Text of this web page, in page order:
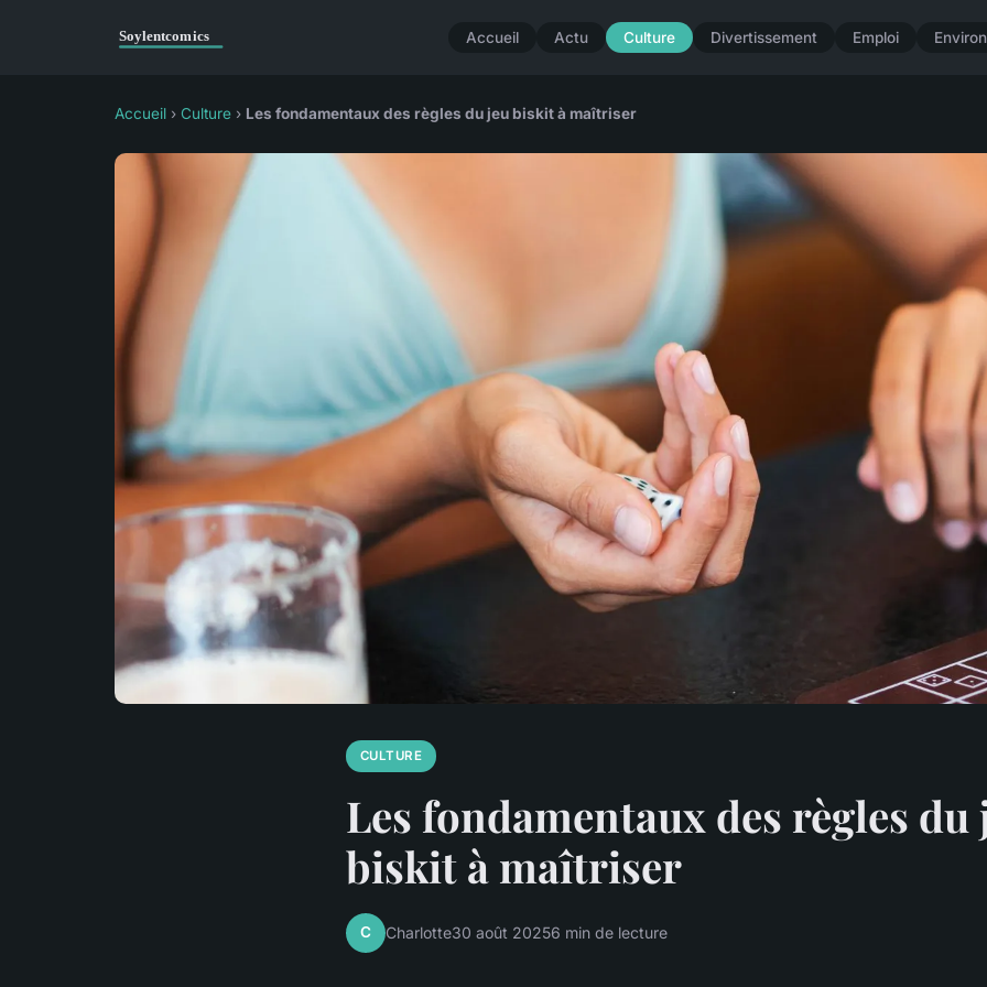
Accueil Actu Culture Divertissement Emploi
Accueil › Culture › Les fondamentaux des règles du jeu biskit à maîtriser
CULTURE
Les fondamentaux des règles du
biskit à maîtriser
C Charlotte30 août 20256 min de lecture